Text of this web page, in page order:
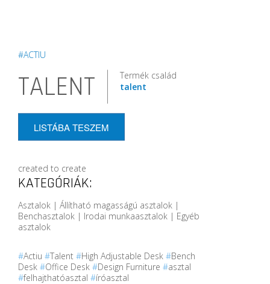
#ACTIU
TALENT
Termék család
talent
LISTÁBA TESZEM
created to create
KATEGÓRIÁK:
Asztalok | Állítható magasságú asztalok |
Benchasztalok | Irodai munkaasztalok | Egyéb
asztalok
#Actiu #Talent #High Adjustable Desk #Bench
Desk #Office Desk #Design Furniture #asztal
#felhajthatóasztal #íróasztal